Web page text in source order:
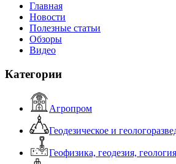
Главная
Новости
Полезные статьи
Обзоры
Видео
Категории
Агропром
Геодезическое и
Геофизика, геодезия, геология